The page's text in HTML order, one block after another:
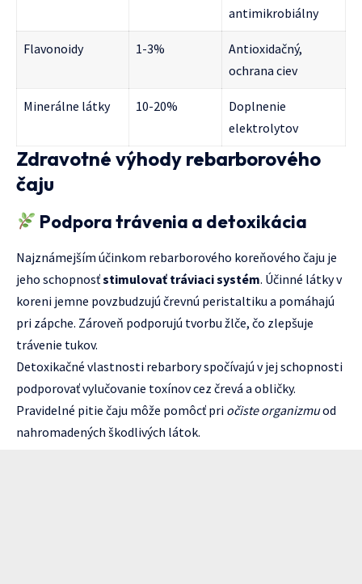
antimikrobiálny
Flavonoidy 1-3%
Antioxidačný,
ochrana ciev
Minerálne látky 10-20%
Doplnenie
elektrolytov
Zdravotné výhody rebarborového
čaju
Podpora trávenia a detoxikácia
Najznámejším účinkom rebarborového koreňového čaju je
jeho schopnosťstimulovať tráviaci systém. Účinné látky v
koreni jemne povzbudzujú črevnú peristaltiku a pomáhajú
pri zápche. Zároveň podporujú tvorbu žlče, čo zlepšuje
trávenie tukov.
Detoxikačné vlastnosti rebarbory spočívajú v jej schopnosti
podporovať vylučovanie toxínov cez črevá a obličky.
Pravidelné pitie čaju môže pomôcť pri očiste organizmuod
nahromadených škodlivých látok.